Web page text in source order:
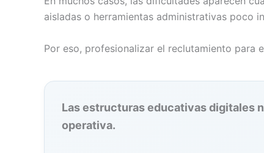
aisladas o herramientas administrativas poco
Por eso, profesionalizar el reclutamiento para
Las estructuras educativas digitales
operativa.